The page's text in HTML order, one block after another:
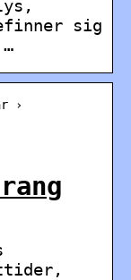
sig
›